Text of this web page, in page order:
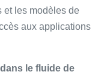
et les modèles de
aux applications
le fluide de